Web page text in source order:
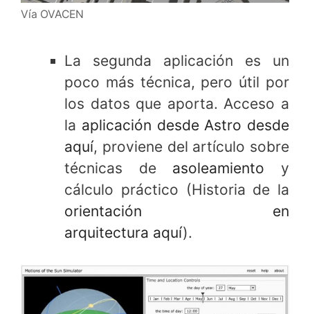
Vía OVACEN
La segunda aplicación es un
poco más técnica, pero útil por
los datos que aporta. Acceso a
la aplicación desde Astro desde
aquí, proviene del artículo sobre
técnicas de asoleamiento y
cálculo práctico (Historia de la
orientación en
arquitectura aquí).